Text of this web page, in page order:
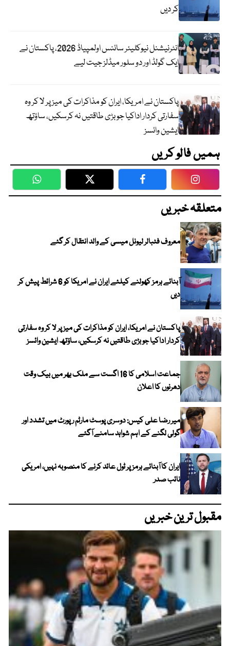
کر دیں
انٹرنیشنل نیوکلیئر سائنس اولمپیاڈ 2026، پاکستان نے
ایک گولڈ اور دو سلور میڈلز جیت لیے
پاکستان نے امریکا، ایران کو مذاکرات کی میز پر لا کر وہ
سفارتی کردار اداکیا جو بڑی طاقتیں نہ کرسکیں، ساؤتھ
ایشین وائسز
ہمیں فالو کریں
WhatsApp Twitter Facebook
متعلقہ خبریں
معروف فٹبالر لیونل میسی کے والد انتقال کر گئے
آبنائے ہرمز کھولنے کیلئے ایران نے امریکا کو 6 شرائط پیش کر
دیں
پاکستان نے امریکا، ایران کو مذاکرات کی میز پر لا کر وہ سفارتی
کردار اداکیا جو بڑی طاقتیں نہ کرسکیں، ساؤتھ ایشین وائسز
جماعت اسلامی کا 16 اگست سے ملک بھر میں بیک وقت
دھرنوں کا اعلان
میر رضا علی کیس: دوسری پوسٹ مارٹم رپورٹ میں تشدد اور
گولی لگنے کے اہم شواہد سامنے آگئے
ایران کا آبنائے ہرمز پر ٹول عائد کرنے کا منصوبہ نہیں، امریکی
نائب صدر
مقبول ترین خبریں